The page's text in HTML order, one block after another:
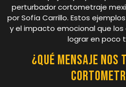
perturbador cortometraje
por Sofía Carrillo. Estos
y el impacto emocional que
lograr en poco
¿Qué mensaje